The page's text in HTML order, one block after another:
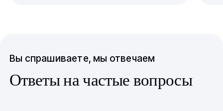
Вы спрашиваете, мы отвечаем
Ответы на частые вопросы